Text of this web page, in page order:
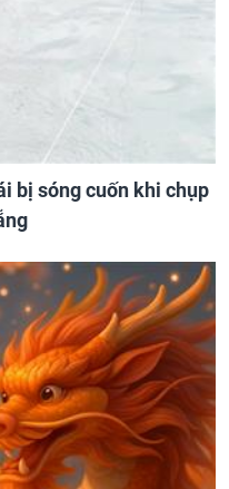
bị sóng cuốn khi chụp